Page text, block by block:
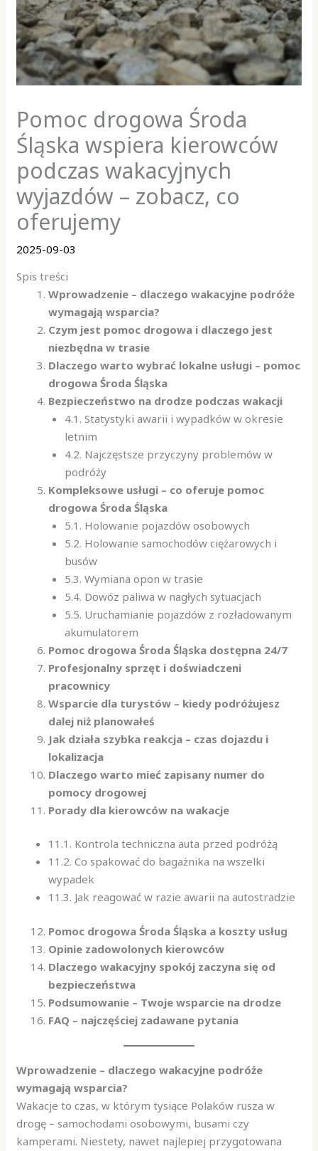
Pomoc drogowa Środa
Śląska wspiera kierowców
podczas wakacyjnych
wyjazdów – zobacz, co
oferujemy
2025-09-03
Spis treści
Wprowadzenie – dlaczego wakacyjne podróże
wymagają wsparcia?
Czym jest pomoc drogowa i dlaczego jest
niezbędna w trasie
Dlaczego warto wybrać lokalne usługi – pomoc
drogowa Środa Śląska
Bezpieczeństwo na drodze podczas wakacji
4.1. Statystyki awarii i wypadków w okresie
letnim
4.2. Najczęstsze przyczyny problemów w
podróży
Kompleksowe usługi – co oferuje pomoc
drogowa Środa Śląska
5.1. Holowanie pojazdów osobowych
5.2. Holowanie samochodów ciężarowych i
busów
5.3. Wymiana opon w trasie
5.4. Dowóz paliwa w nagłych sytuacjach
5.5. Uruchamianie pojazdów z rozładowanym
akumulatorem
Pomoc drogowa Środa Śląska dostępna 24/7
Profesjonalny sprzęt i doświadczeni
pracownicy
Wsparcie dla turystów – kiedy podróżujesz
dalej niż planowałeś
Jak działa szybka reakcja – czas dojazdu i
lokalizacja
Dlaczego warto mieć zapisany numer do
pomocy drogowej
Porady dla kierowców na wakacje
11.1. Kontrola techniczna auta przed podróżą
11.2. Co spakować do bagażnika na wszelki
wypadek
11.3. Jak reagować w razie awarii na autostradzie
Pomoc drogowa Środa Śląska a koszty usług
Opinie zadowolonych kierowców
Dlaczego wakacyjny spokój zaczyna się od
bezpieczeństwa
Podsumowanie – Twoje wsparcie na drodze
FAQ – najczęściej zadawane pytania
Wprowadzenie – dlaczego wakacyjne podróże
wymagają wsparcia?
Wakacje to czas, w którym tysiące Polaków rusza w
drogę – samochodami osobowymi, busami czy
kamperami. Niestety, nawet najlepiej przygotowana